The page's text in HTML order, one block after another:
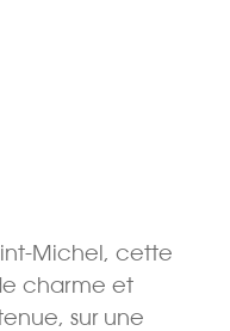
Michel, cette
charme et
sur une